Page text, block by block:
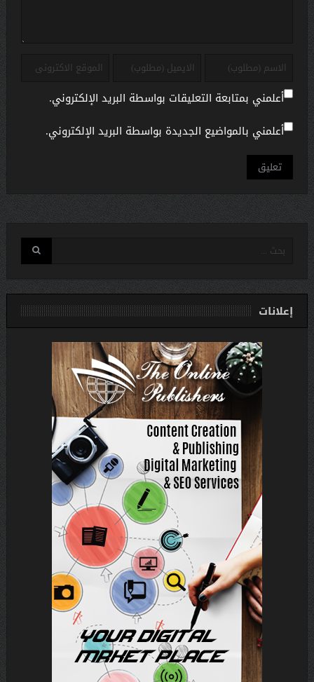
أعلمني بمتابعة التعليقات بواسطة البريد الإلكتروني.
أعلمني بالمواضيع الجديدة بواسطة البريد الإلكتروني.
إعلانات